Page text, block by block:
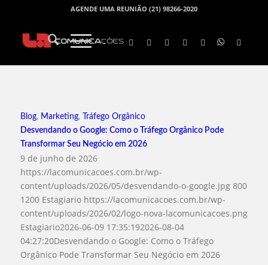
AGENDE UMA REUNIÃO (21) 98266-2020
Blog, Marketing,
Tráfego Orgânico
Desvendando o Google: Como o Tráfego Orgânico Pode
Transformar Seu Negócio em 2026
9 de junho de 2026
https://lacomunicacoes.com.br/wp-
content/uploads/2026/05/desvendando-o-google.jpg 800
1200 Estagiario https://lacomunicacoes.com.br/wp-
content/uploads/2026/02/logo-nova-lacomunicacoes.png
Estagiario2026-06-09 17:35:192026-08-04
04:27:20Desvendando o Google: Como o Tráfego
Orgânico Pode Transformar Seu Negócio em 2026